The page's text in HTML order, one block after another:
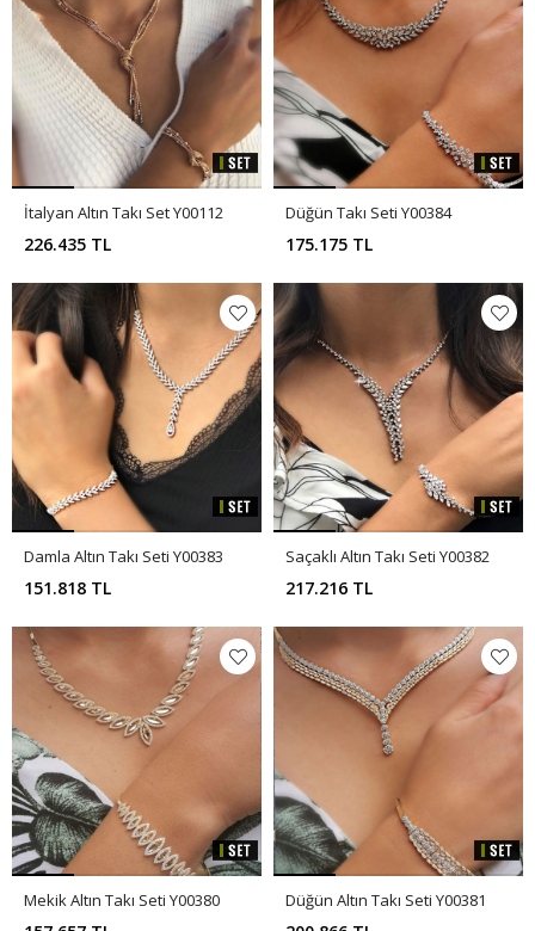
İtalyan Altın Takı Set Y00112
226.435 TL
Düğün Takı Seti Y00384
175.175 TL
Damla Altın Takı Seti Y00383
151.818 TL
Saçaklı Altın Takı Seti Y00382
217.216 TL
Mekik Altın Takı Seti Y00380 Düğün Altın Takı Seti Y00381